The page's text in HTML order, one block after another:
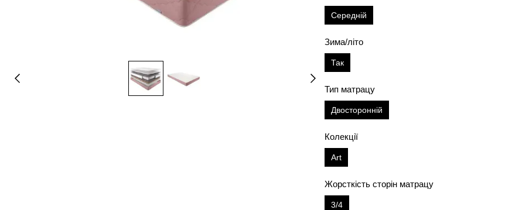
Середній
Зима/літо
Так
Тип матрацу
Двосторонній
Колекції
Art
Жорсткість сторін матрацу
3/4